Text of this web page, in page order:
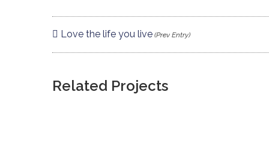
Love the life you live (Prev Entry)
Related Projects